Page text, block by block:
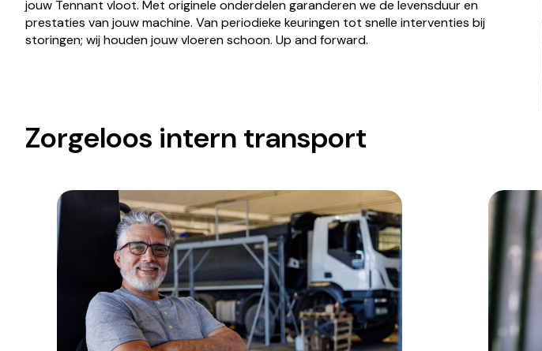
jouw Tennant vloot. Met originele onderdelen garanderen we de levensduur en
prestaties van jouw machine. Van periodieke keuringen tot snelle interventies bij
storingen; wij houden jouw vloeren schoon. Up and forward.
Zorgeloos intern transport